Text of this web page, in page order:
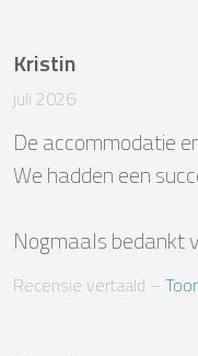
Kristin
juli 2026
De accommodatie
We hadden een
Nogmaals bedankt
Recensie vertaald –